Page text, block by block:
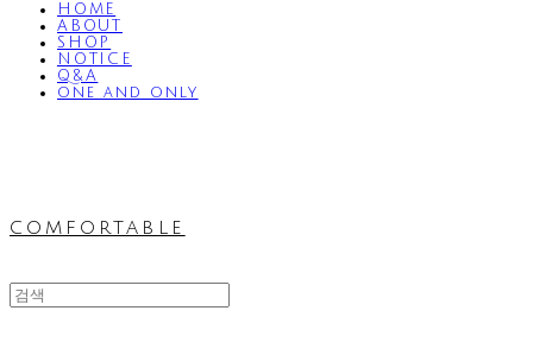
HOME
ABOUT
SHOP
NOTICE
Q&A
one and only
comfortable